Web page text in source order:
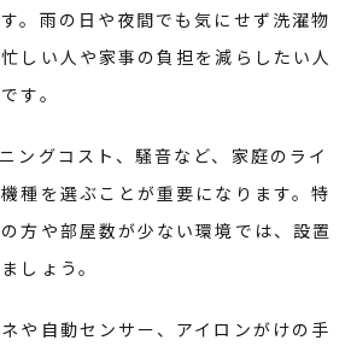
。雨の日や夜間でも気にせず洗濯物
しい人や家事の負担を減らしたい人
す。
ングコスト、騒音など、家庭のライ
種を選ぶことが重要になります。特
方や部屋数が少ない環境では、設置
しょう。
や自動センサー、アイロンがけの手